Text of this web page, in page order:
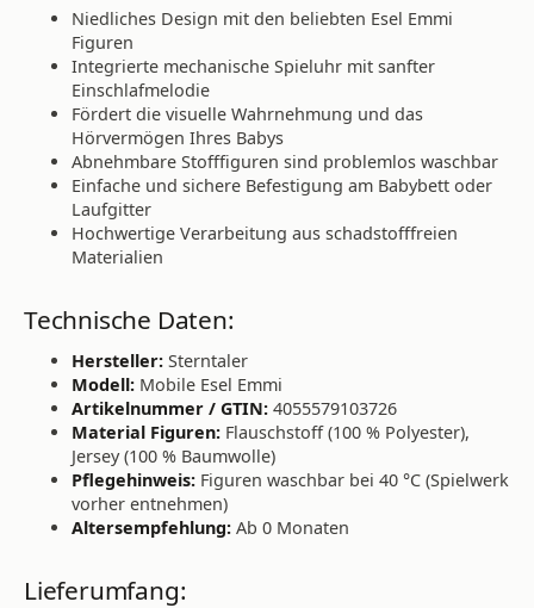
Niedliches Design mit den beliebten Esel Emmi
Figuren
Integrierte mechanische Spieluhr mit sanfter
Einschlafmelodie
Fördert die visuelle Wahrnehmung und das
Hörvermögen Ihres Babys
Abnehmbare Stofffiguren sind problemlos waschbar
Einfache und sichere Befestigung am Babybett oder
Laufgitter
Hochwertige Verarbeitung aus schadstofffreien
Materialien
Technische Daten:
Hersteller: Sterntaler
Modell: Mobile Esel Emmi
Artikelnummer / GTIN: 4055579103726
Material Figuren: Flauschstoff (100 % Polyester),
Jersey (100 % Baumwolle)
Pflegehinweis: Figuren waschbar bei 40 °C (Spielwerk
vorher entnehmen)
Altersempfehlung: Ab 0 Monaten
Lieferumfang: